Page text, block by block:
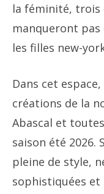
la féminité, trois
manqueront
les filles new-
Dans cet
créations de la
Abascal et
saison été 2026.
pleine de style,
sophistiquées et